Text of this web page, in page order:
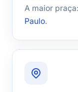
A maior praça:
Paulo.